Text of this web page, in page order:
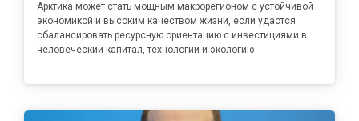
Арктика может стать мощным макрорегионом с устойчивой
экономикой и высоким качеством жизни, если удастся
сбалансировать ресурсную ориентацию с инвестициями в
человеческий капитал, технологии и экологию